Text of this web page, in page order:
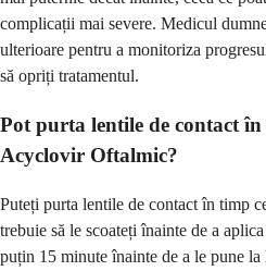
complicații mai severe. Medicul
ulterioare pentru a monitoriza
să opriți tratamentul.
Pot purta lentile de contact în
Acyclovir Oftalmic?
Puteți purta lentile de contact în timp
trebuie să le scoateți înainte de a
puțin 15 minute înainte de a le pune